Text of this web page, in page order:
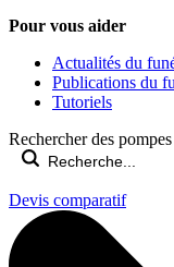
Pour vous aider
Actualités du
Publications du
Tutoriels
Rechercher des
Devis comparatif